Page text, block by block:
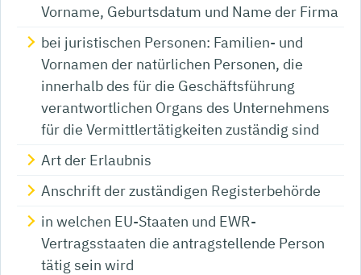
Vorname, Geburtsdatum und Name der Firma
bei juristischen Personen: Familien- und
Vornamen der natürlichen Personen, die
innerhalb des für die Geschäftsführung
verantwortlichen Organs des Unternehmens
für die Vermittlertätigkeiten zuständig sind
Art der Erlaubnis
Anschrift der zuständigen Registerbehörde
in welchen EU-Staaten und EWR-
Vertragsstaaten die antragstellende Person
tätig sein wird